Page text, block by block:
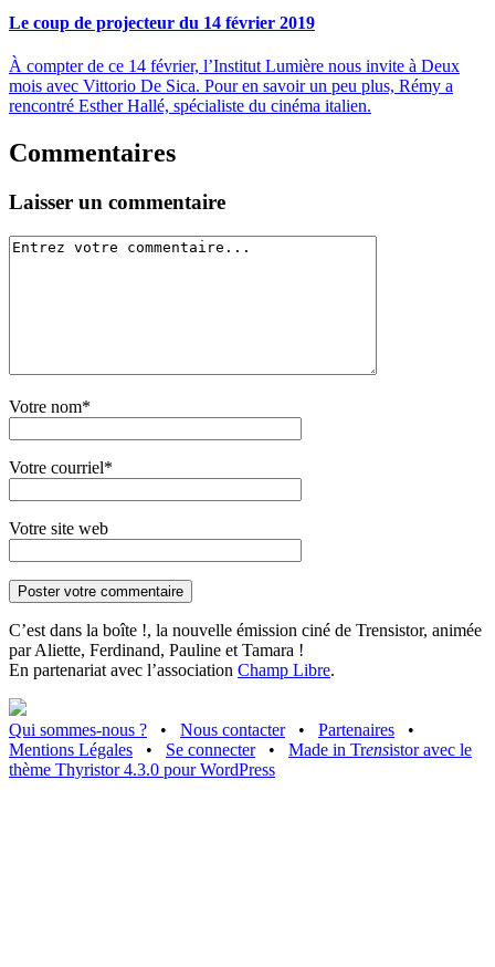
Le coup de projecteur du 14 février 2019
À compter de ce 14 février, l’Institut Lumière nous invite à Deux
mois avec Vittorio De Sica. Pour en savoir un peu plus, Rémy a
rencontré Esther Hallé, spécialiste du cinéma italien.
Commentaires
Laisser un commentaire
Votre nom*
Votre courriel*
Votre site web
C’est dans la boîte !, la nouvelle émission ciné de Trensistor, animée
par Aliette, Ferdinand, Pauline et Tamara !
En partenariat avec l’association Champ Libre.
Qui sommes-nous ? • Nous contacter • Partenaires
•
Mentions Légales
• Se connecter • Made in Trensistor avec le
thème Thyristor 4.3.0 pour WordPress